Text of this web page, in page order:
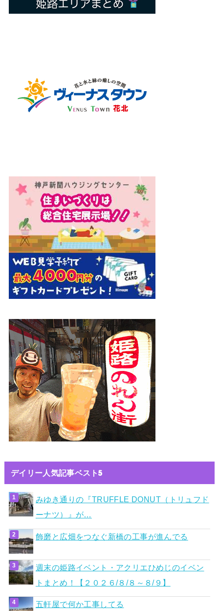
デイリー人気記事ベスト5
みゆき通りの『TRUFFLE DONUT（トリュフド
ーナツ）』が…
飾磨と広畑をつなぐ新橋の工事が進んでる
週末の姫路イベント・アクリエひめじのイベン
トまとめ！【２０２６/８/８～８/９】
五軒屋で何か工事してる